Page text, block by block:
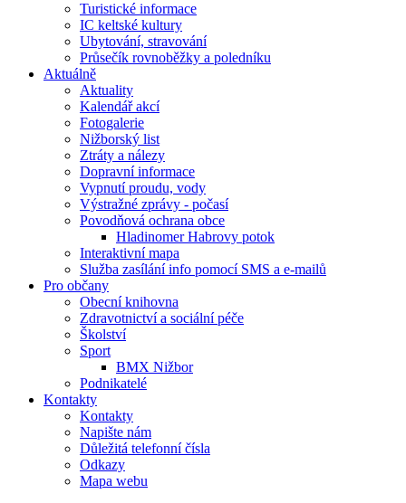
Turistické informace
IC keltské kultury
Ubytování, stravování
Průsečík rovnoběžky a poledníku
Aktuálně
Aktuality
Kalendář akcí
Fotogalerie
Nižborský list
Ztráty a nálezy
Dopravní informace
Vypnutí proudu, vody
Výstražné zprávy - počasí
Povodňová ochrana obce
Hladinomer Habrovy potok
Interaktivní mapa
Služba zasílání info pomocí SMS a e-mailů
Pro občany
Obecní knihovna
Zdravotnictví a sociální péče
Školství
Sport
BMX Nižbor
Podnikatelé
Kontakty
Kontakty
Napište nám
Důležitá telefonní čísla
Odkazy
Mapa webu